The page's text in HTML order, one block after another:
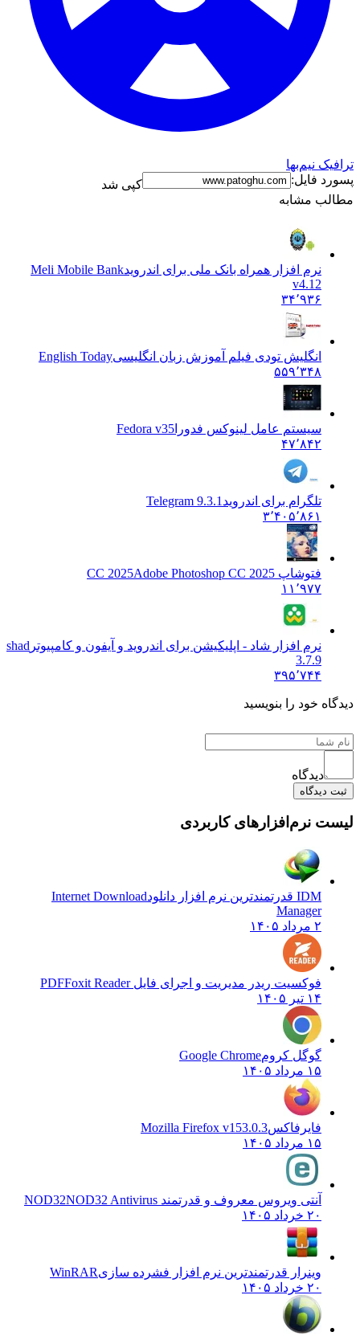
ترافیک نیم‌بها
پسورد فایل:
کپی شد
مطالب مشابه
نرم افزار همراه بانک ملی برای اندرویدMeli Mobile Bank
v4.12
۳۴٬۹۳۶
انگلیش تودی فیلم آموزش زبان انگليسیEnglish Today
۵۵۹٬۳۴۸
سیستم عامل لینوکس فدورا Fedora v35
۴۷٬۸۴۲
تلگرام برای اندروید Telegram 9.3.1
۳٬۴۰۵٬۸۶۱
فتوشاپ CC 2025 Adobe Photoshop CC 2025
۱۱٬۹۷۷
نرم افزار شاد - اپلیکیشن برای اندروید و آیفون و کامپیوتر shad
3.7.9
۳۹۵٬۷۴۴
دیدگاه خود را بنویسید
دیدگاه
ثبت دیدگاه
لیست نرم‌افزارهای کاربردی
IDM قدرتمندترین نرم افزار دانلود
Internet Download
Manager
۲ مرداد ۱۴۰۵
فوکسیت ریدر مدیریت و اجرای فایل PDFFoxit Reader
۱۴ تیر ۱۴۰۵
گوگل کرومGoogle Chrome
۱۵ مرداد ۱۴۰۵
فایرفاکسMozilla Firefox v153.0.3
۱۵ مرداد ۱۴۰۵
آنتی ویروس معروف و قدرتمند NOD32 NOD32 Antivirus
۲۰ خرداد ۱۴۰۵
وینرار قدرتمندترین نرم افزار فشرده سازیWinRAR
۲۰ خرداد ۱۴۰۵